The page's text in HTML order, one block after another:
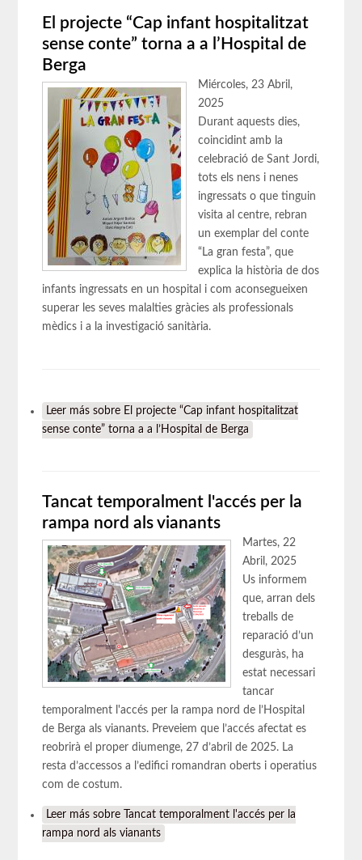
El projecte “Cap infant hospitalitzat
sense conte” torna a a l’Hospital de
Berga
Miércoles, 23 Abril,
2025
Durant aquests dies,
coincidint amb la
celebració de Sant Jordi,
tots els nens i nenes
ingressats o que tinguin
visita al centre, rebran
un exemplar del conte
“La gran festa”, que
explica la història de dos
infants ingressats en un hospital i com aconsegueixen
superar les seves malalties gràcies als professionals
mèdics i a la investigació sanitària.
Leer más sobre El projecte “Cap infant hospitalitzat
sense conte” torna a a l’Hospital de Berga
Tancat temporalment l'accés per la
rampa nord als vianants
Martes, 22
Abril, 2025
Us informem
que, arran dels
treballs de
reparació d’un
desguràs, ha
estat necessari
tancar
temporalment l'accés per la rampa nord de l’Hospital
de Berga als vianants. Preveiem que l’accés afectat es
reobrirà el proper diumenge, 27 d’abril de 2025. La
resta d’accessos a l’edifici romandran oberts i operatius
com de costum.
Leer más sobre Tancat temporalment l'accés per la
rampa nord als vianants